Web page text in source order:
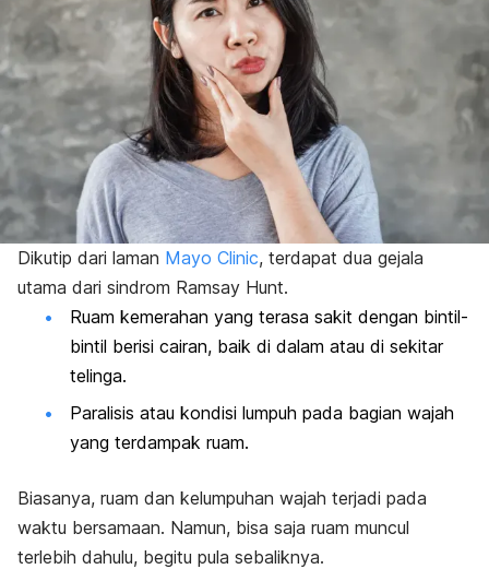
Dikutip dari laman Mayo Clinic, terdapat dua gejala
utama dari sindrom Ramsay Hunt.
Ruam kemerahan yang terasa sakit dengan bintil-
bintil berisi cairan, baik di dalam atau di sekitar
telinga.
Paralisis atau kondisi lumpuh pada bagian wajah
yang terdampak ruam.
Biasanya, ruam dan kelumpuhan wajah terjadi pada
waktu bersamaan. Namun, bisa saja ruam muncul
terlebih dahulu, begitu pula sebaliknya.